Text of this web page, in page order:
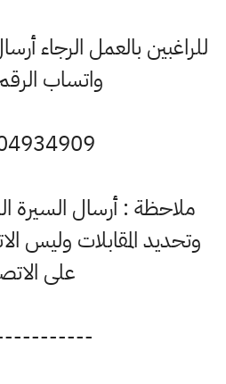
بالعمل الرجاء أرسال
واتساب الرقم
ملاحظة : أرسال السيرة
المقابلات وليس
على الاتصال